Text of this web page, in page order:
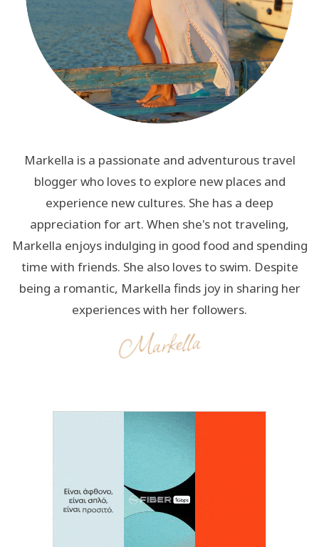
Markella is a passionate and adventurous travel
blogger who loves to explore new places and
experience new cultures. She has a deep
appreciation for art. When she's not traveling,
Markella enjoys indulging in good food and spending
time with friends. She also loves to swim. Despite
being a romantic, Markella finds joy in sharing her
experiences with her followers.